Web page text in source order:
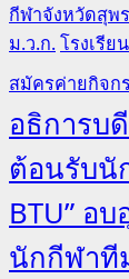
กีฬาจังหวัดสุพ
ม.ว.ก.โรงเรีย
สมัครค่ายกิจก
อธิการบ
ต้อนรับนั
BTU” อ
นักกีฬาที